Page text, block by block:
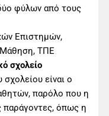
φύλων από τους
Επιστημών,
Μάθηση, ΤΠΕ
σχολείο
είναι ο
παρόλο που η
παράγοντες, όπως η